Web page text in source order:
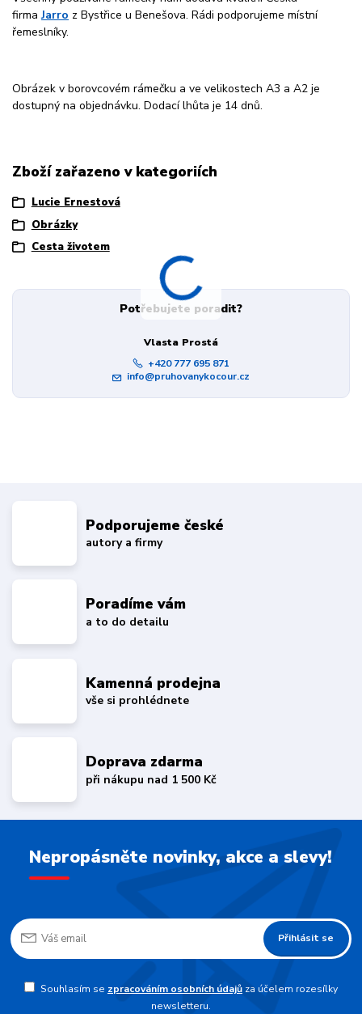
firmaJarro z Bystřice u Benešova. Rádi podporujeme místní
řemeslníky.
Obrázek v borovcovém rámečku a ve velikostech A3 a A2 je
dostupný na objednávku. Dodací lhůta je 14 dnů.
Zboží zařazeno v kategoriích
Lucie Ernestová
Obrázky
Cesta životem
Potřebujete poradit?
Vlasta Prostá
+420 777 695 871
info@pruhovanykocour.cz
Podporujeme české
autory a firmy
Poradíme vám
a to do detailu
Kamenná prodejna
vše si prohlédnete
Doprava zdarma
při nákupu nad 1 500 Kč
Nepropásněte novinky, akce a slevy!
Přihlásit se
Souhlasím se zpracováním osobních údajůza účelem rozesílky
newsletteru.